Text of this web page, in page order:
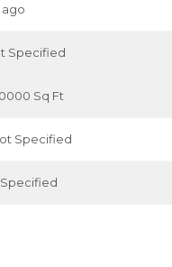
ago
Specified
Sq Ft
Specified